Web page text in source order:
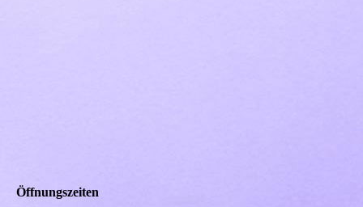
Öffnungszeiten